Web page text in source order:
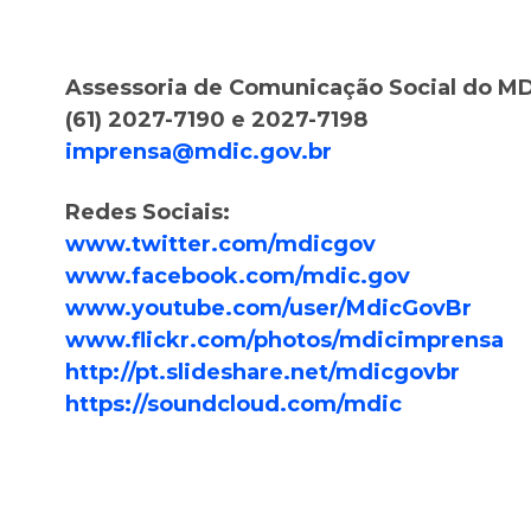
Assessoria de Comunicação Social do
(61) 2027-7190 e 2027-7198
imprensa@mdic.gov.br
Redes Sociais:
www.twitter.com/mdicgov
www.facebook.com/mdic.gov
www.youtube.com/user/MdicGovBr
www.flickr.com/photos/mdicimprensa
http://pt.slideshare.net/mdicgovbr
https://soundcloud.com/mdic